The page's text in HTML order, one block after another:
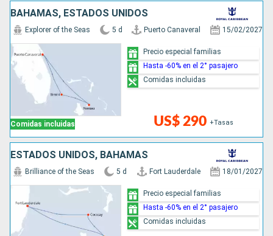
BAHAMAS, ESTADOS UNIDOS
Comidas incluidas
Explorer of the Seas 5 d Puerto Canaveral 15/02/2027
US$ 290 +Tasas
Precio especial familias
Hasta -60% en el 2° pasajero
Comidas incluidas
ESTADOS UNIDOS, BAHAMAS
Brilliance of the Seas 5 d Fort Lauderdale 18/01/2027
Precio especial familias
Hasta -60% en el 2° pasajero
Comidas incluidas